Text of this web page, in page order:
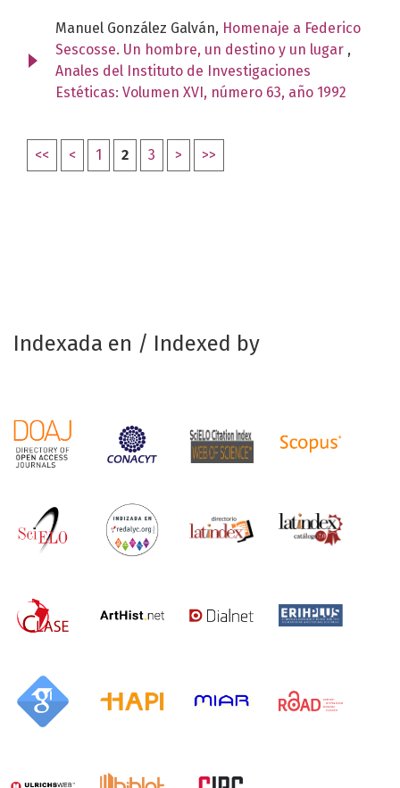
Manuel González Galván, Homenaje a Federico
Sescosse. Un hombre, un destino y un lugar ,
Anales del Instituto de Investigaciones
Estéticas: Volumen XVI, número 63, año 1992
<< < 1 2 3 > >>
Indexada en / Indexed by